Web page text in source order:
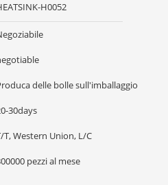
H0052
delle bolle sull'imballaggio
30days
T, Western Union, L/C
pezzi al mese